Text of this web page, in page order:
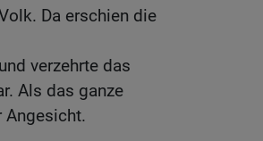
Da erschien die
verzehrte das
Als das ganze
Angesicht.